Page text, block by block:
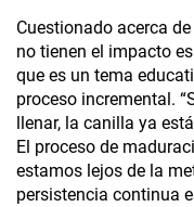
Cuestionado acerca
no tienen el impacto
que es un tema
proceso incremental.
llenar, la canilla ya
El proceso de
estamos lejos de la
persistencia continua